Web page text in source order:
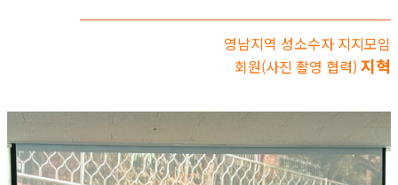
영남지역 성소수자 지지모임
회원(사진 촬영 협력) 지혁